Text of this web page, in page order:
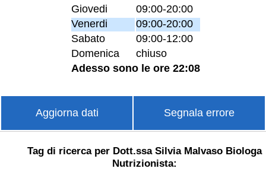
Giovedi
09:00-20:00
Venerdi
09:00-20:00
Sabato
09:00-12:00
Domenica
chiuso
Adesso sono le ore 22:08
Aggiorna dati Segnala errore
Tag di ricerca per Dott.ssa Silvia Malvaso Biologa
Nutrizionista: